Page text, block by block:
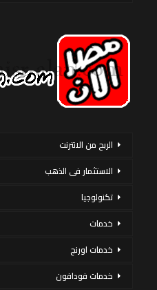
الربح من الانترنت
الاستثمار فى الذهب
تكنولوجيا
خدمات
خدمات اورنج
خدمات فودافون